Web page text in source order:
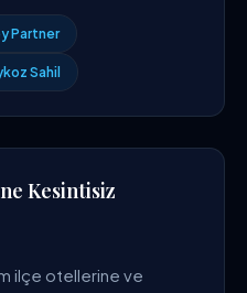
Partner
Sahil
Kesintisiz
ilçe otellerine ve